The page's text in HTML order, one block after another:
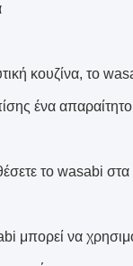
κουζίνα, το
ένα
το wasabi στα
μπορεί να